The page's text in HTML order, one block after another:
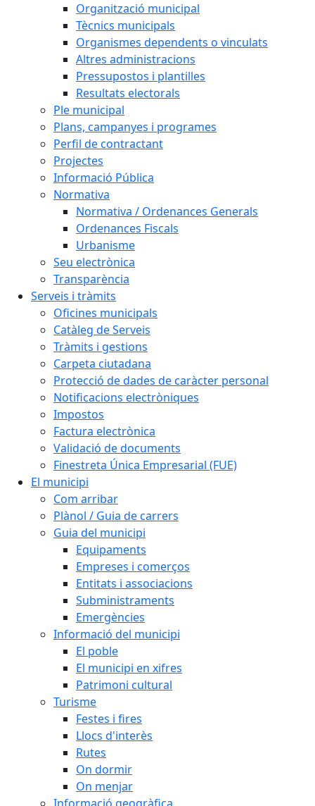
Organització municipal
Tècnics municipals
Organismes dependents o vinculats
Altres administracions
Pressupostos i plantilles
Resultats electorals
Ple municipal
Plans, campanyes i programes
Perfil de contractant
Projectes
Informació Pública
Normativa
Normativa / Ordenances Generals
Ordenances Fiscals
Urbanisme
Seu electrònica
Transparència
Serveis i tràmits
Oficines municipals
Catàleg de Serveis
Tràmits i gestions
Carpeta ciutadana
Protecció de dades de caràcter personal
Notificacions electròniques
Impostos
Factura electrònica
Validació de documents
Finestreta Única Empresarial (FUE)
El municipi
Com arribar
Plànol / Guia de carrers
Guia del municipi
Equipaments
Empreses i comerços
Entitats i associacions
Subministraments
Emergències
Informació del municipi
El poble
El municipi en xifres
Patrimoni cultural
Turisme
Festes i fires
Llocs d'interès
Rutes
On dormir
On menjar